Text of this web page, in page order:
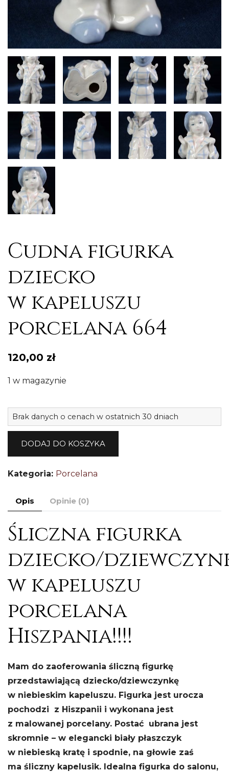
Cudna figurka
dziecko
w kapeluszu
porcelana 664
120,00 zł
1 w magazynie
Brak danych o cenach w ostatnich 30 dniach
DODAJ DO KOSZYKA
Kategoria: Porcelana
Opis Opinie (0)
Śliczna figurka
dziecko/
w kapeluszu
porcelana
Hiszpania!!!!
Mam do zaoferowania śliczną figurkę
przedstawiającą dziecko/dziewczynkę
w niebieskim kapeluszu. Figurka jest urocza
pochodzi z Hiszpanii i wykonana jest
z malowanej porcelany. Postać ubrana jest
skromnie – w elegancki biały płaszczyk
w niebieską kratę i spodnie, na głowie zaś
ma śliczny kapelusik. Idealna figurka do salonu,